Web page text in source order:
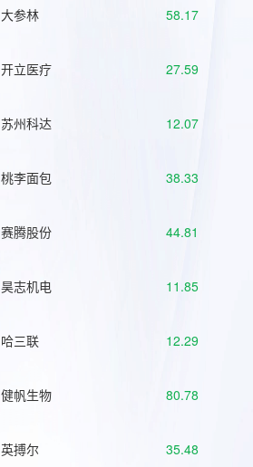
大参林 58.17
开立医疗 27.59
苏州科达 12.07
桃李面包 38.33
赛腾股份 44.81
昊志机电 11.85
哈三联 12.29
健帆生物 80.78
英搏尔 35.48